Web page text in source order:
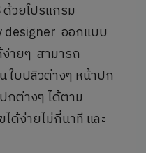
ด้วยโปรแกรม
ออกแบบ
ายๆ สามารถ
ใบปลิวต่างๆ หน้าปก
กต่างๆ ได้ตาม
ด้ง่ายไม่กี่นาที และ